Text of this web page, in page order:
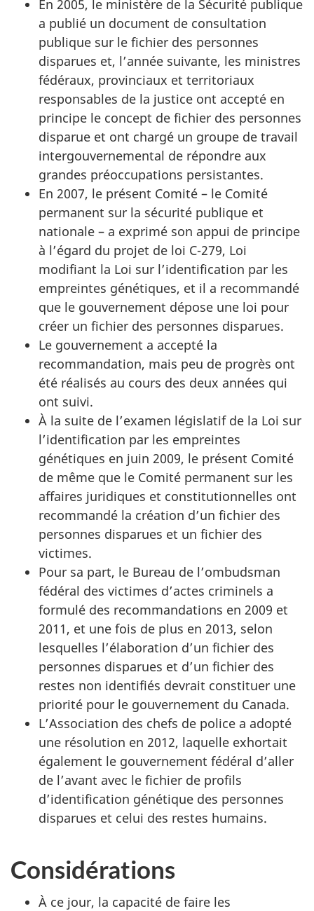
En 2005, le ministère de la Sécurité publique
a publié un document de consultation
publique sur le fichier des personnes
disparues et, l’année suivante, les ministres
fédéraux, provinciaux et territoriaux
responsables de la justice ont accepté en
principe le concept de fichier des personnes
disparue et ont chargé un groupe de travail
intergouvernemental de répondre aux
grandes préoccupations persistantes.
En 2007, le présent Comité – le Comité
permanent sur la sécurité publique et
nationale – a exprimé son appui de principe
à l’égard du projet de loi C-279, Loi
modifiant la Loi sur l’identification par les
empreintes génétiques, et il a recommandé
que le gouvernement dépose une loi pour
créer un fichier des personnes disparues.
Le gouvernement a accepté la
recommandation, mais peu de progrès ont
été réalisés au cours des deux années qui
ont suivi.
À la suite de l’examen législatif de la Loi sur
l’identification par les empreintes
génétiques en juin 2009, le présent Comité
de même que le Comité permanent sur les
affaires juridiques et constitutionnelles ont
recommandé la création d’un fichier des
personnes disparues et un fichier des
victimes.
Pour sa part, le Bureau de l’ombudsman
fédéral des victimes d’actes criminels a
formulé des recommandations en 2009 et
2011, et une fois de plus en 2013, selon
lesquelles l’élaboration d’un fichier des
personnes disparues et d’un fichier des
restes non identifiés devrait constituer une
priorité pour le gouvernement du Canada.
L’Association des chefs de police a adopté
une résolution en 2012, laquelle exhortait
également le gouvernement fédéral d’aller
de l’avant avec le fichier de profils
d’identification génétique des personnes
disparues et celui des restes humains.
Considérations
À ce jour, la capacité de faire les